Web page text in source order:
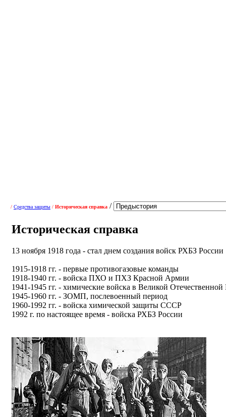
/ Средства защиты / Историческая справка /
Историческая справка
13 ноября 1918 года - стал днем создания войск РХБЗ России
1915-1918 гг. - первые противогазовые команды
1918-1940 гг. - войска ПХО и ПХЗ Красной Армии
1941-1945 гг. - химические войска в Великой
1945-1960 гг. - ЗОМП, послевоенный период
1960-1992 гг. - войска химической защиты СССР
1992 г. по настоящее время - войска РХБЗ России